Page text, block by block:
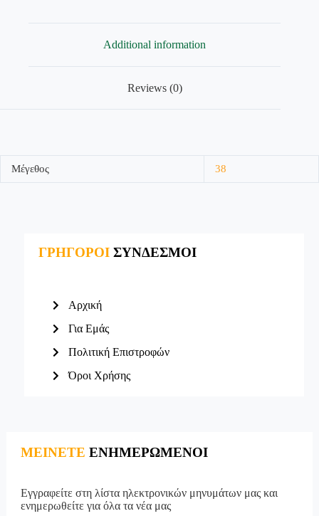
Additional information
Reviews (0)
Μέγεθος 38
ΓΡΗΓΟΡΟΙΣΥΝΔΕΣΜΟΙ
Αρχική
Για Εμάς
Πολιτική Επιστροφών
Όροι Χρήσης
ΜΕΙΝΕΤΕ ΕΝΗΜΕΡΩΜΕΝΟΙ
Εγγραφείτε στη λίστα ηλεκτρονικών μηνυμάτων μας και
ενημερωθείτε για όλα τα νέα μας